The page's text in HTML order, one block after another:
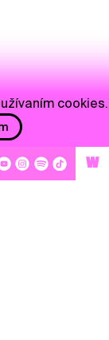
W
cookies.